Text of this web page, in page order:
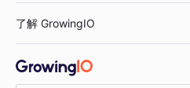
汽车行业
金融行业
智能运营
获客分析
增长公开课
了解 GrowingIO
关于 GrowingIO